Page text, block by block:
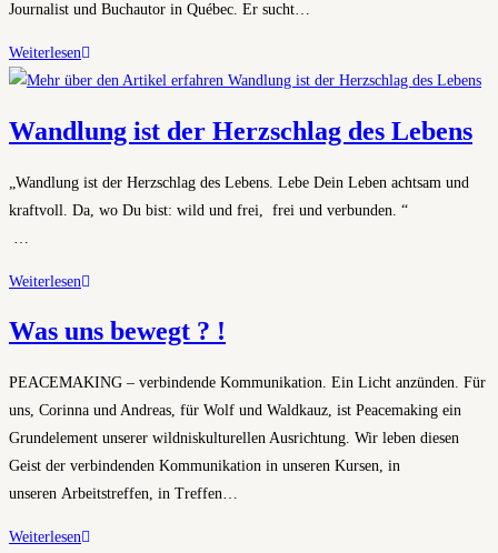
Journalist und Buchautor in Québec. Er sucht…
WeiterlesenGroßmutter
–
„Montreal.
Wandlung ist der Herzschlag des Lebens
„Wandlung ist der Herzschlag des Lebens. Lebe Dein Leben achtsam und
kraftvoll. Da, wo Du bist: wild und frei, frei und verbunden. “
WeiterlesenWandlung
der
des
Lebens
Was uns bewegt ? !
PEACEMAKING – verbindende Kommunikation. Ein Licht anzünden. Für
uns, Corinna und Andreas, für Wolf und Waldkauz, ist Peacemaking ein
Grundelement unserer wildniskulturellen Ausrichtung. Wir leben diesen
Geist der verbindenden Kommunikation in unseren Kursen, in
unseren Arbeitstreffen, in Treffen…
WeiterlesenWas